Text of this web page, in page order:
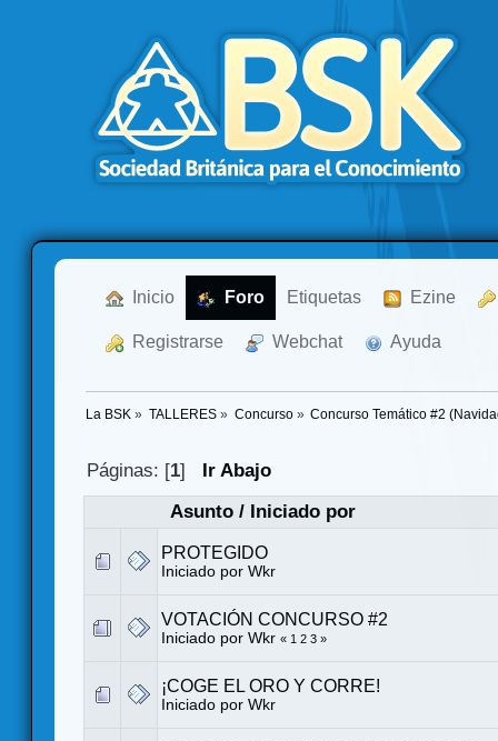
Inicio Foro Etiquetas Ezine
Registrarse Webchat Ayuda
La BSK » TALLERES» Concurso» Concurso Temático #2
Páginas: [1]
Ir Abajo
Asunto/ Iniciado por
PROTEGIDO
Iniciado por Wkr
VOTACIÓN CONCURSO #2
Iniciado por Wkr « 1 2 3 »
¡COGE EL ORO Y CORRE!
Iniciado por Wkr